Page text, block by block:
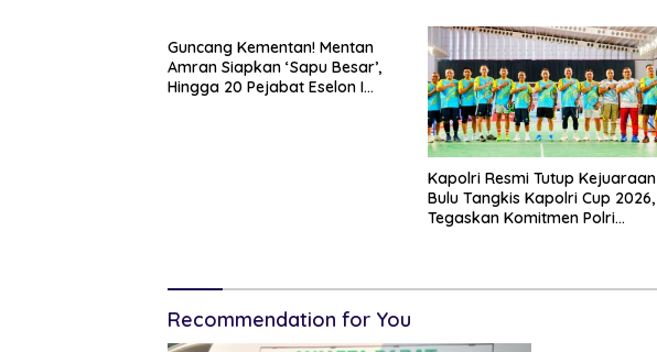
Guncang Kementan! Mentan
Amran Siapkan ‘Sapu Besar’,
Hingga 20 Pejabat Eselon I
Kapolri Resmi Tutup Kejuaraan
Bulu Tangkis Kapolri Cup 2026,
Tegaskan Komitmen Polri
Recommendation for You